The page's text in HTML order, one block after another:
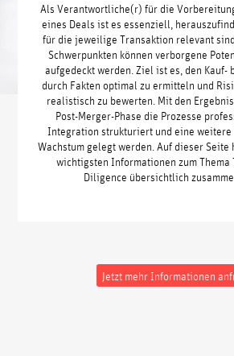
Als Verantwortliche(r) für die
eines Deals ist es essenziell,
für die jeweilige Transaktion relevant
Schwerpunkten können verborgene
aufgedeckt werden. Ziel ist es, den Kauf-
durch Fakten optimal zu ermitteln und
realistisch zu bewerten. Mit den
Post-Merger-Phase die Prozesse
Integration strukturiert und eine weitere
Wachstum gelegt werden. Auf dieser
wichtigsten Informationen zum Thema
Diligence übersichtlich
Jetzt mehr Informationen